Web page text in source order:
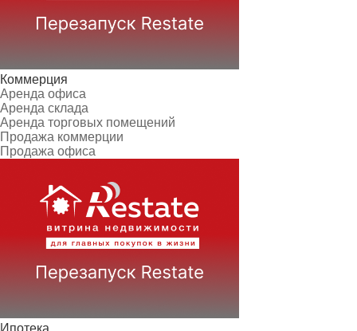
Коммерция
Аренда офиса
Аренда склада
Аренда торговых помещений
Продажа коммерции
Продажа офиса
Ипотека